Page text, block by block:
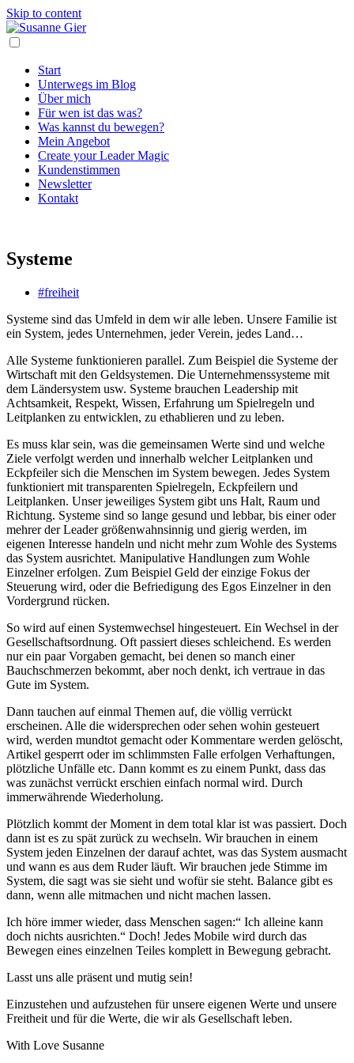
Skip to content
Start
Unterwegs im Blog
Über mich
Für wen ist das was?
Was kannst du bewegen?
Mein Angebot
Create your Leader Magic
Kundenstimmen
Newsletter
Kontakt
Systeme
#freiheit
Systeme sind das Umfeld in dem wir alle leben. Unsere Familie ist
ein System, jedes Unternehmen, jeder Verein, jedes Land…
Alle Systeme funktionieren parallel. Zum Beispiel die Systeme der
Wirtschaft mit den Geldsystemen. Die Unternehmenssysteme mit
dem Ländersystem usw. Systeme brauchen Leadership mit
Achtsamkeit, Respekt, Wissen, Erfahrung um Spielregeln und
Leitplanken zu entwicklen, zu ethablieren und zu leben.
Es muss klar sein, was die gemeinsamen Werte sind und welche
Ziele verfolgt werden und innerhalb welcher Leitplanken und
Eckpfeiler sich die Menschen im System bewegen. Jedes System
funktioniert mit transparenten Spielregeln, Eckpfeilern und
Leitplanken. Unser jeweiliges System gibt uns Halt, Raum und
Richtung. Systeme sind so lange gesund und lebbar, bis einer oder
mehrer der Leader größenwahnsinnig und gierig werden, im
eigenen Interesse handeln und nicht mehr zum Wohle des Systems
das System ausrichtet. Manipulative Handlungen zum Wohle
Einzelner erfolgen. Zum Beispiel Geld der einzige Fokus der
Steuerung wird, oder die Befriedigung des Egos Einzelner in den
Vordergrund rücken.
So wird auf einen Systemwechsel hingesteuert. Ein Wechsel in der
Gesellschaftsordnung. Oft passiert dieses schleichend. Es werden
nur ein paar Vorgaben gemacht, bei denen so manch einer
Bauchschmerzen bekommt, aber noch denkt, ich vertraue in das
Gute im System.
Dann tauchen auf einmal Themen auf, die völlig verrückt
erscheinen. Alle die widersprechen oder sehen wohin gesteuert
wird, werden mundtot gemacht oder Kommentare werden gelöscht,
Artikel gesperrt oder im schlimmsten Falle erfolgen Verhaftungen,
plötzliche Unfälle etc. Dann kommt es zu einem Punkt, dass das
was zunächst verrückt erschien einfach normal wird. Durch
immerwährende Wiederholung.
Plötzlich kommt der Moment in dem total klar ist was passiert. Doch
dann ist es zu spät zurück zu wechseln. Wir brauchen in einem
System jeden Einzelnen der darauf achtet, was das System ausmacht
und wann es aus dem Ruder läuft. Wir brauchen jede Stimme im
System, die sagt was sie sieht und wofür sie steht. Balance gibt es
dann, wenn alle mitmachen und nicht machen lassen.
Ich höre immer wieder, dass Menschen sagen:“ Ich alleine kann
doch nichts ausrichten.“ Doch! Jedes Mobile wird durch das
Bewegen eines einzelnen Teiles komplett in Bewegung gebracht.
Lasst uns alle präsent und mutig sein!
Einzustehen und aufzustehen für unsere eigenen Werte und unsere
Freitheit und für die Werte, die wir als Gesellschaft leben.
With Love Susanne